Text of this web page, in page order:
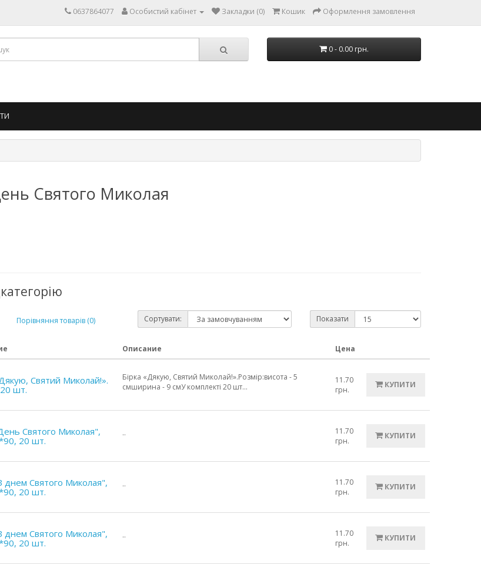
0637864077 Особистий кабінет Закладки (0) Кошик Оформлення замовлення
0 - 0.00 грн.
Святого Миколая
Порівняння товарів (0) Сортувати: Показати
Описание Цена
Святий Миколай!».
шт.
Бірка «Дякую, Святий Миколай!».Розмір:висота - 5
смширина - 9 смУ комплекті 20 шт...
11.70
грн.
КУПИТИ
Святого Миколая",
20 шт.
..
11.70
грн.
КУПИТИ
днем Святого Миколая",
20 шт.
..
11.70
грн.
КУПИТИ
днем Святого Миколая",
20 шт.
..
11.70
грн.
КУПИТИ